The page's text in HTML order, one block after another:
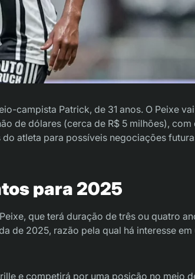
campista Patrick, de 31 anos. O Peixe
de dólares (cerca de R$ 5 milhões), com
atleta para possíveis negociações
para 2025
que terá duração de três ou quatro
de 2025, razão pela qual há interesse em
e competirá por uma posição no meio